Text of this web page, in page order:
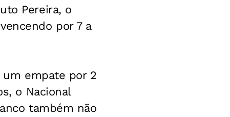
Pereira, o
por 7 a
um empate por 2
o Nacional
também não